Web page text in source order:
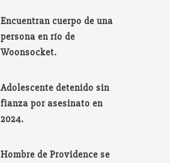
Encuentran cuerpo de una
persona en río de
Woonsocket.
Adolescente detenido sin
fianza por asesinato en
2024.
Hombre de Providence se